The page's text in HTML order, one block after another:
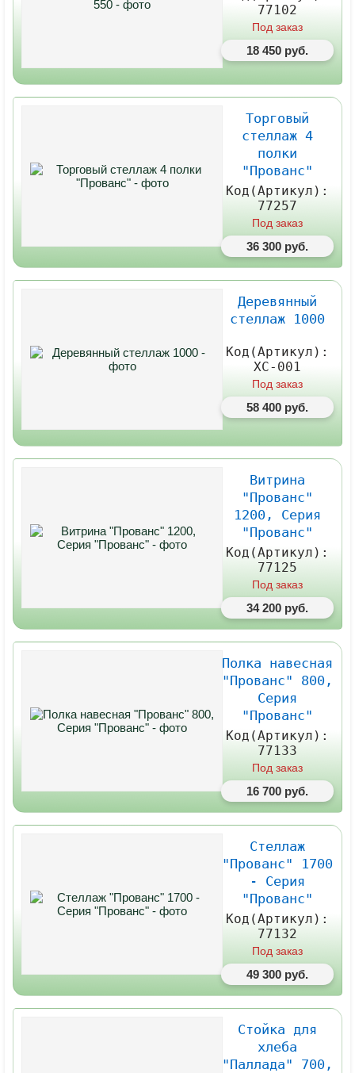
77102
Под заказ
18 450 руб.
Торговый
стеллаж 4
полки
"Прованс"
Код(Артикул):
77257
Под заказ
36 300 руб.
Деревянный
стеллаж 1000
Код(Артикул):
ХС-001
Под заказ
58 400 руб.
Витрина
"Прованс"
1200, Серия
"Прованс"
Код(Артикул):
77125
Под заказ
34 200 руб.
Полка навесная
"Прованс" 800,
Серия
"Прованс"
Код(Артикул):
77133
Под заказ
16 700 руб.
Стеллаж
"Прованс" 1700
- Серия
"Прованс"
Код(Артикул):
77132
Под заказ
49 300 руб.
Стойка для
хлеба
"Паллада" 700,